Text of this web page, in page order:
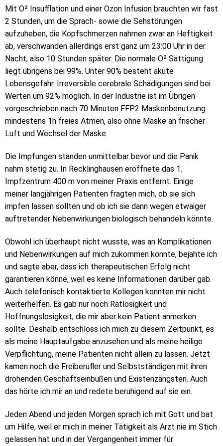
Mit O² Insufflation und einer Ozon Infusion brauchten wir fast
2 Stunden, um die Sprach- sowie die Sehstörungen
aufzuheben, die Kopfschmerzen nahmen zwar an Heftigkeit
ab, verschwanden allerdings erst ganz um 23:00 Uhr in der
Nacht, also 10 Stunden später. Die normale O² Sättigung
liegt übrigens bei 99%. Unter 90% besteht akute
Lebensgefahr. Irreversible cerebrale Schädigungen sind bei
Werten um 92% möglich. In der Industrie ist im Übrigen
vorgeschrieben nach 70 Minuten FFP2 Maskenbenutzung
mindestens 1h freies Atmen, also ohne Maske an frischer
Luft und Wechsel der Maske.
Die Impfungen standen unmittelbar bevor und die Panik
nahm stetig zu. In Recklinghausen eröffnete das 1.
Impfzentrum 400 m von meiner Praxis entfernt. Einige
meiner langjährigen Patienten fragten mich, ob sie sich
impfen lassen sollten und ob ich sie dann wegen etwaiger
auftretender Nebenwirkungen biologisch behandeln könnte.
Obwohl ich überhaupt nicht wusste, was an Komplikationen
und Nebenwirkungen auf mich zukommen könnte, bejahte ich
und sagte aber, dass ich therapeutischen Erfolg nicht
garantieren könne, weil es keine Informationen darüber gab.
Auch telefonisch kontaktierte Kollegen konnten mir nicht
weiterhelfen. Es gab nur noch Ratlosigkeit und
Hoffnungslosigkeit, die mir aber kein Patient anmerken
sollte. Deshalb entschloss ich mich zu diesem Zeitpunkt, es
als meine Hauptaufgabe anzusehen und als meine heilige
Verpflichtung, meine Patienten nicht allein zu lassen. Jetzt
kamen noch die Freiberufler und Selbstständigen mit ihren
drohenden Geschäftseinbußen und Existenzängsten. Auch
das hörte ich mir an und redete beruhigend auf sie ein.
Jeden Abend und jeden Morgen sprach ich mit Gott und bat
um Hilfe, weil er mich in meiner Tätigkeit als Arzt nie im Stich
gelassen hat und in der Vergangenheit immer für